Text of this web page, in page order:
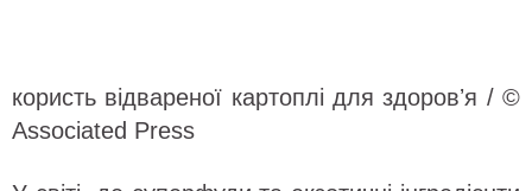
користь відвареної картоплі для здоровʼя / ©
Associated Press